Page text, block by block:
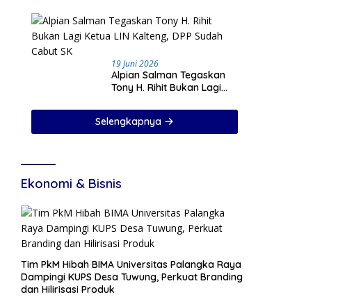
19 Juni 2026
Alpian Salman Tegaskan
Tony H. Rihit Bukan Lagi
Sudah Cabut SK
Selengkapnya
Ekonomi & Bisnis
Tim PkM Hibah BIMA Universitas Palangka Raya
Dampingi KUPS Desa Tuwung, Perkuat Branding
dan Hilirisasi Produk